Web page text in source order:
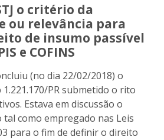
o critério da
ou relevância para
de insumo passível
e COFINS
(no dia 22/02/2018) o
PR submetido o rito
Estava em discussão o
tal como empregado nas Leis
para o fim de definir o direito